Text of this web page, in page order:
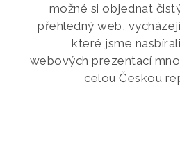
možné si objednat
přehledný web,
které jsme
webových prezentací
celou Českou